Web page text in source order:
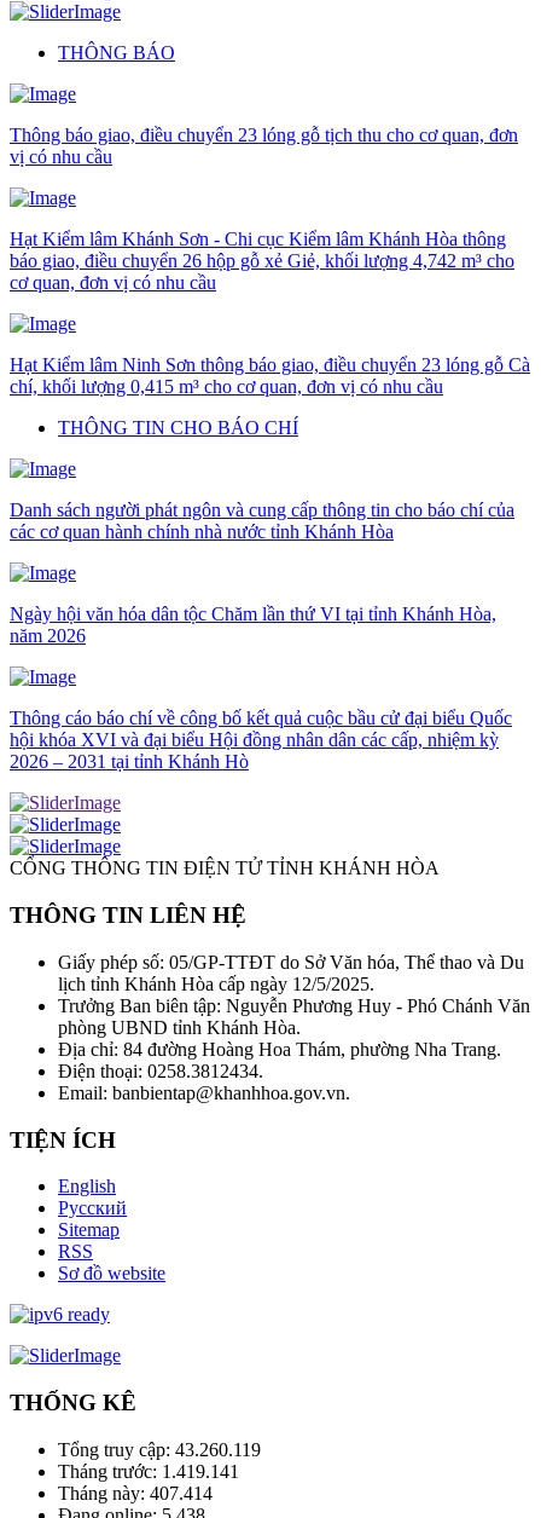
THÔNG BÁO
Thông báo giao, điều chuyển 23 lóng gỗ tịch thu cho cơ quan, đơn
vị có nhu cầu
Hạt Kiểm lâm Khánh Sơn - Chi cục Kiểm lâm Khánh Hòa thông
báo giao, điều chuyển 26 hộp gỗ xẻ Giẻ, khối lượng 4,742 m³ cho
cơ quan, đơn vị có nhu cầu
Hạt Kiểm lâm Ninh Sơn thông báo giao, điều chuyển 23 lóng gỗ Cà
chí, khối lượng 0,415 m³ cho cơ quan, đơn vị có nhu cầu
THÔNG TIN CHO BÁO CHÍ
Danh sách người phát ngôn và cung cấp thông tin cho báo chí của
các cơ quan hành chính nhà nước tỉnh Khánh Hòa
Ngày hội văn hóa dân tộc Chăm lần thứ VI tại tỉnh Khánh Hòa,
năm 2026
Thông cáo báo chí về công bố kết quả cuộc bầu cử đại biểu Quốc
hội khóa XVI và đại biểu Hội đồng nhân dân các cấp, nhiệm kỳ
2026 – 2031 tại tỉnh Khánh Hò
CỔNG THÔNG TIN ĐIỆN TỬ TỈNH KHÁNH HÒA
THÔNG TIN LIÊN HỆ
Giấy phép số: 05/GP-TTĐT do Sở Văn hóa, Thể thao và Du
lịch tỉnh Khánh Hòa cấp ngày 12/5/2025.
Trưởng Ban biên tập: Nguyễn Phương Huy - Phó Chánh Văn
phòng UBND tỉnh Khánh Hòa.
Địa chỉ: 84 đường Hoàng Hoa Thám, phường Nha Trang.
Điện thoại: 0258.3812434.
Email: banbientap@khanhhoa.gov.vn.
TIỆN ÍCH
English
Русский
Sitemap
RSS
Sơ đồ website
THỐNG KÊ
Tổng truy cập: 43.260.119
Tháng trước: 1.419.141
Tháng này: 407.414